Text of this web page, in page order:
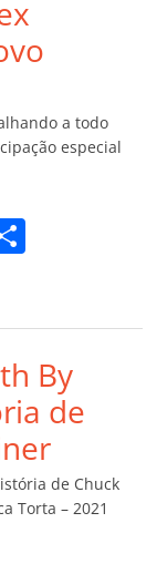
a todo
especial
p
ar
til
h
ar
By
de
de Chuck
Torta – 2021